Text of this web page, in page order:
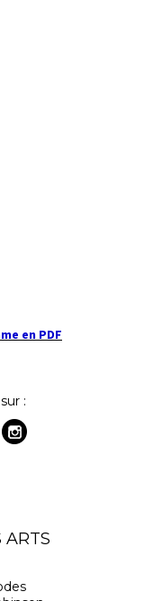
en PDF
:
ARTS